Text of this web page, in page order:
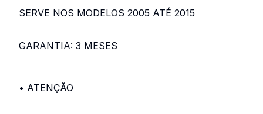
SERVE NOS MODELOS 2005 ATÉ 2015
GARANTIA: 3 MESES
• ATENÇÃO